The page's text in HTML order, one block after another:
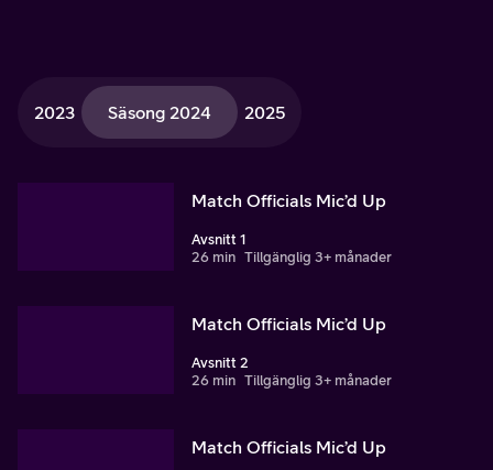
2023 Säsong 2024 2025
Match Officials Mic’d Up
Avsnitt 1
26 min Tillgänglig 3+ månader
Match Officials Mic’d Up
Avsnitt 2
26 min Tillgänglig 3+ månader
Match Officials Mic’d Up